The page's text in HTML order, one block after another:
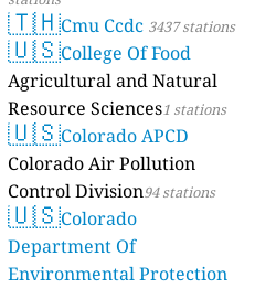
🇹🇭Cmu Ccdc 3437 stations
🇺🇸College Of Food
Agricultural and Natural
Resource Sciences1 stations
🇺🇸Colorado APCD
Colorado Air Pollution
Control Division94 stations
🇺🇸Colorado
Department Of
Environmental Protection